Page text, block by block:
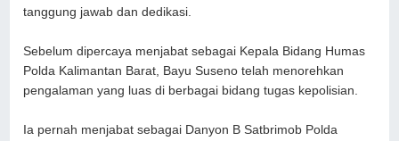
tanggung jawab dan dedikasi.
Sebelum dipercaya menjabat sebagai Kepala Bidang Humas
Polda Kalimantan Barat, Bayu Suseno telah menorehkan
pengalaman yang luas di berbagai bidang tugas kepolisian.
Ia pernah menjabat sebagai Danyon B Satbrimob Polda